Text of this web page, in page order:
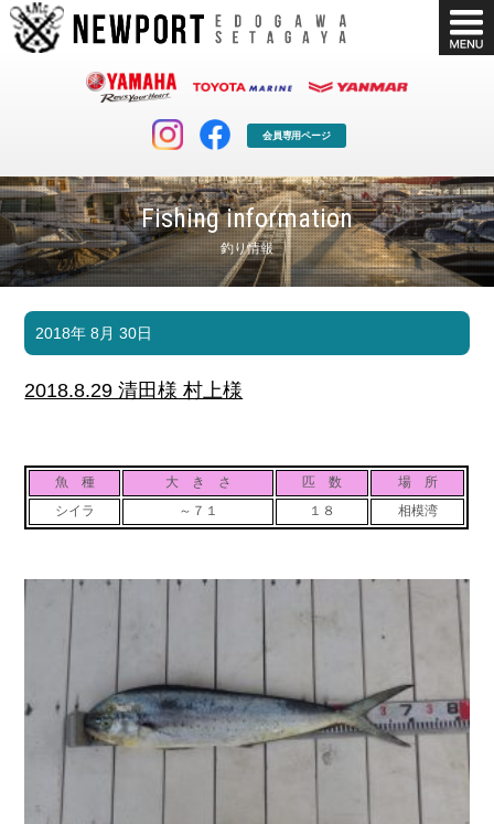
会員専用ページ
Fishing information
釣り情報
マリンクラブ
マリンライフを堪能したい！
ボート販売
ボート免許
長年の実績と信頼！
Shop Info. Blog
お問い合わせ 会社概要
採用情報 リンク集
2018年 8月 30日
2018.8.29 清田様 村上様
魚 種 大 き さ 匹 数
場 所
シイラ
～７１ １８ 相模湾